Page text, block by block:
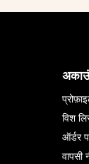
विश
ऑर्डर
वापसी